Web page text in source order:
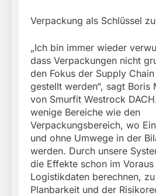
Verpackung als Schlüssel
„Ich bin immer wieder
dass Verpackungen nicht
den Fokus der Supply
gestellt werden“, sagt Boris
von Smurfit Westrock
wenige Bereiche wie den
Verpackungsbereich, wo
und ohne Umwege in der
werden. Durch unsere
die Effekte schon im
Logistikdaten berechnen,
Planbarkeit und der